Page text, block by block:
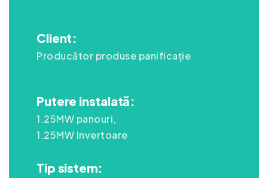
Client:
Producător produse panificație
Putere instalată:
1.25MW panouri,
1.25MW Invertoare
Tip sistem: